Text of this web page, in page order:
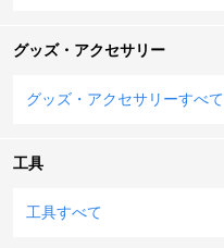
グッズ・アクセサリー
グッズ・アクセサリーすべて
工具
工具すべて